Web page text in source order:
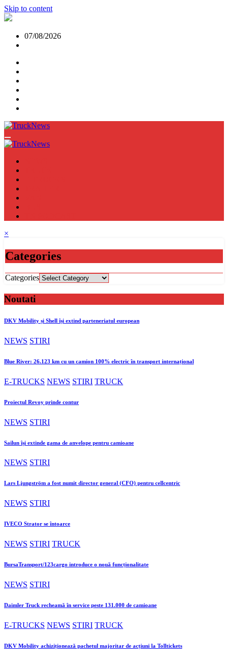
Skip to content
07/08/2026
×
Categories
Categories
Noutati
DKV Mobility și Shell își extind parteneriatul european
NEWS STIRI
Blue River: 26.123 km cu un camion 100% electric în transport internațional
E-TRUCKS NEWS STIRI TRUCK
Proiectul Revoy prinde contur
NEWS STIRI
Sailun își extinde gama de anvelope pentru camioane
NEWS STIRI
Lars Ljungström a fost numit director general (CFO) pentru cellcentric
NEWS STIRI
IVECO Strator se întoarce
NEWS STIRI TRUCK
BursaTransport/123cargo introduce o nouă funcționalitate
NEWS STIRI
Daimler Truck recheamă în service peste 131.000 de camioane
E-TRUCKS NEWS STIRI TRUCK
DKV Mobility achiziționează pachetul majoritar de acțiuni la Tolltickets